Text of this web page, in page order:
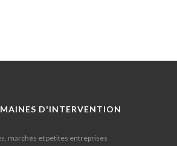
D'INTERVENTION
marchés et petites entreprises